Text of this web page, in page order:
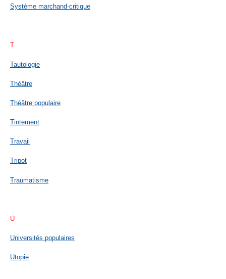
Système marchand-critique
T
Tautologie
Théâtre
Théâtre populaire
Tintement
Travail
Tripot
Traumatisme
U
Universités populaires
Utopie